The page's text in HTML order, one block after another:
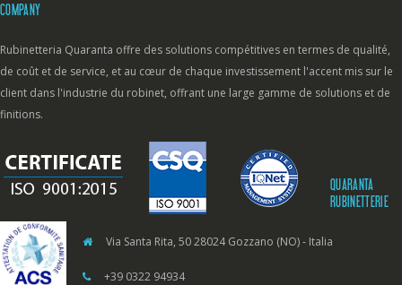
COMPANY
Rubinetteria Quaranta offre des solutions compétitives en termes de qualité,
de coût et de service, et au cœur de chaque investissement l'accent mis sur le
client dans l'industrie du robinet, offrant une large gamme de solutions et de
finitions.
QUARANTA
RUBINETTERIE
Via Santa Rita, 50 28024 Gozzano (NO) - Italia
+39 0322 94934